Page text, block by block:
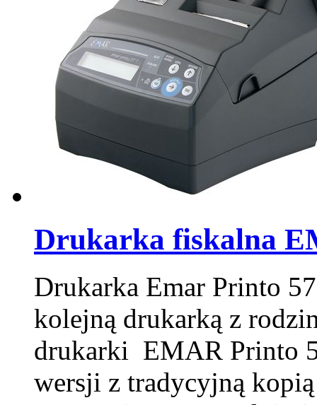
Drukarka fiskalna
Drukarka Emar Printo
kolejną drukarką z
drukarki EMAR Printo
wersji z tradycyjną